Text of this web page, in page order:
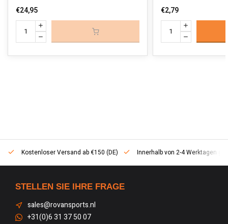
€24,95 €2,79
Kostenloser Versand ab €150 (DE) Innerhalb von 2-4 Werktagen
STELLEN SIE IHRE FRAGE
sales@rovansports.nl
+31(0)6 31 37 50 07